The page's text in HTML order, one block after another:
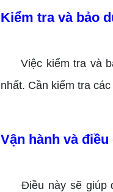
Kiểm tra và bảo
Việc kiểm tra và
nhất. Cần kiểm tra
Vận hành và
Điều này sẽ giúp